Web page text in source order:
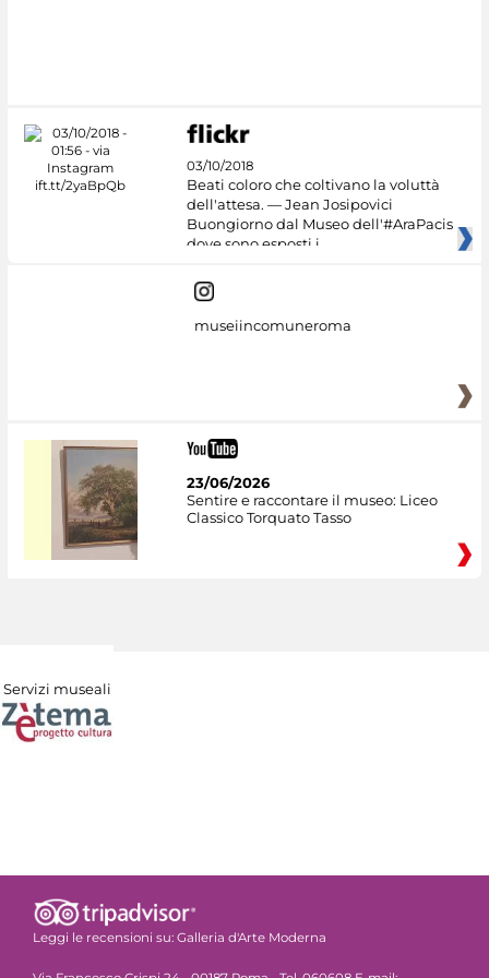
03/10/2018
Beati coloro che coltivano la voluttà
dell'attesa. — Jean Josipovici
Buongiorno dal Museo dell'#AraPacis
dove sono esposti i
museiincomuneroma
23/06/2026
Sentire e raccontare il museo: Liceo
Classico Torquato Tasso
Servizi museali
Leggi le recensioni su: Galleria d'Arte Moderna